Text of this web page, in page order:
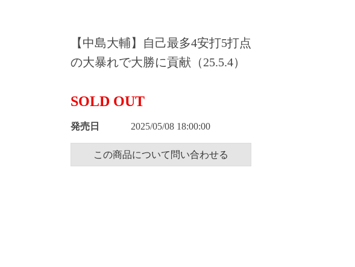
【中島大輔】自己最多4安打5打点
の大暴れで大勝に貢献（25.5.4）
SOLD OUT
発売日 2025/05/08 18:00:00
この商品について問い合わせる